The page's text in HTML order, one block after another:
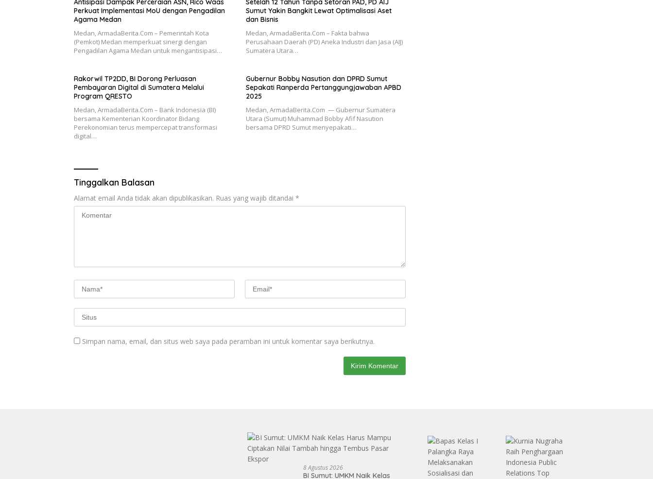
Perkuat Implementasi MoU dengan Pengadilan
Agama Medan
Medan, ArmadaBerita.Com – Pemerintah Kota
(Pemkot) Medan memperkuat sinergi dengan
Pengadilan Agama Medan untuk mengantisipasi…
Sumut Yakin Bangkit Lewat Optimalisasi Aset
dan Bisnis
Medan, ArmadaBerita.Com – Fakta bahwa
Perusahaan Daerah (PD) Aneka Industri dan Jasa (AIJ)
Sumatera Utara…
Rakorwil TP2DD, BI Dorong Perluasan
Pembayaran Digital di Sumatera Melalui
Program QRESTO
Medan, ArmadaBerita.Com – Bank Indonesia (BI)
bersama Kementerian Koordinator Bidang
Perekonomian terus mempercepat transformasi
digital…
Gubernur Bobby Nasution dan DPRD Sumut
Sepakati Ranperda Pertanggungjawaban APBD
2025
Medan, ArmadaBerita.Com — Gubernur Sumatera
Utara (Sumut) Muhammad Bobby Afif Nasution
bersama DPRD Sumut menyepakati…
Tinggalkan Balasan
Alamat email Anda tidak akan dipublikasikan. Ruas yang wajib ditandai *
Simpan nama, email, dan situs web saya pada peramban ini untuk komentar saya berikutnya.
8 Agustus 2026
BI Sumut: UMKM Naik Kelas